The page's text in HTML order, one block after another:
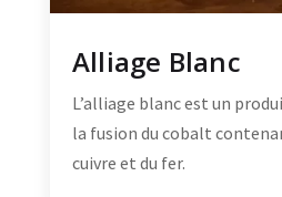
Alliage Blanc
L’alliage blanc est un
la fusion du cobalt
cuivre et du fer.